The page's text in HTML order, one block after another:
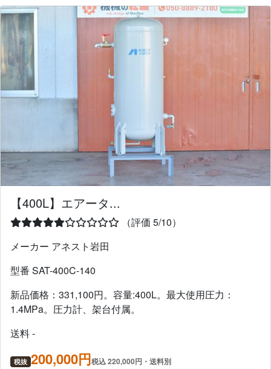
【400L】エアータ...
（評価 5/10）
メーカー アネスト岩田
型番 SAT-400C-140
新品価格：331,100円。容量:400L。最大使用圧力：
1.4MPa。圧力計、架台付属。
送料 -
税抜 200,000円税込 220,000円・送料別